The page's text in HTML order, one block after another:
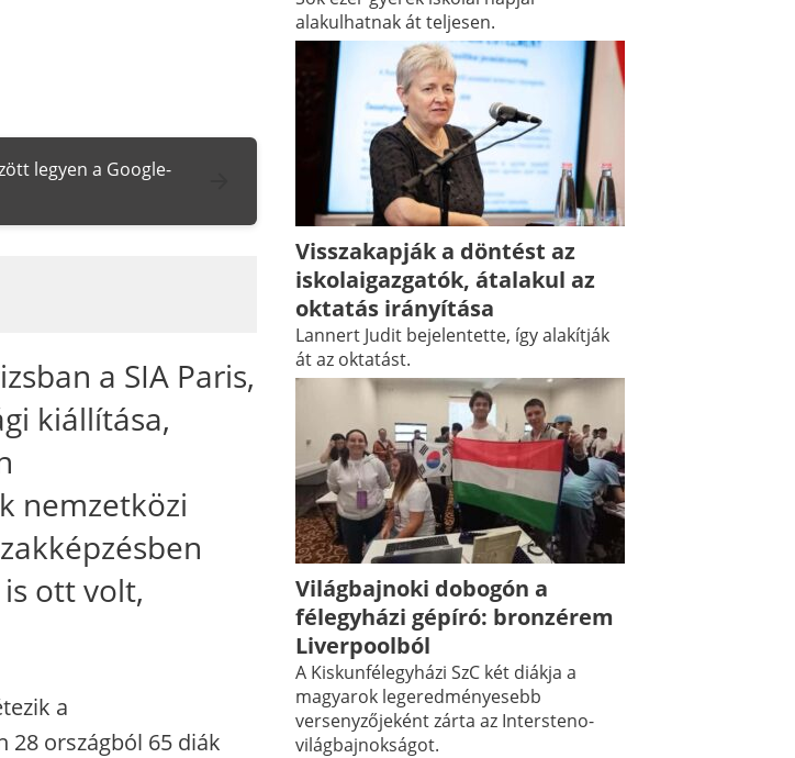
legyen a Google-
a SIA Paris,
kiállítása,
nemzetközi
ott volt,
a
28 országból 65 diák
alakulhatnak át teljesen.
Visszakapják a döntést az
iskolaigazgatók, átalakul az
oktatás irányítása
Lannert Judit bejelentette, így alakítják
át az oktatást.
Világbajnoki dobogón a
félegyházi gépíró: bronzérem
Liverpoolból
A Kiskunfélegyházi SzC két diákja a
magyarok legeredményesebb
versenyzőjeként zárta az Intersteno-
világbajnokságot.